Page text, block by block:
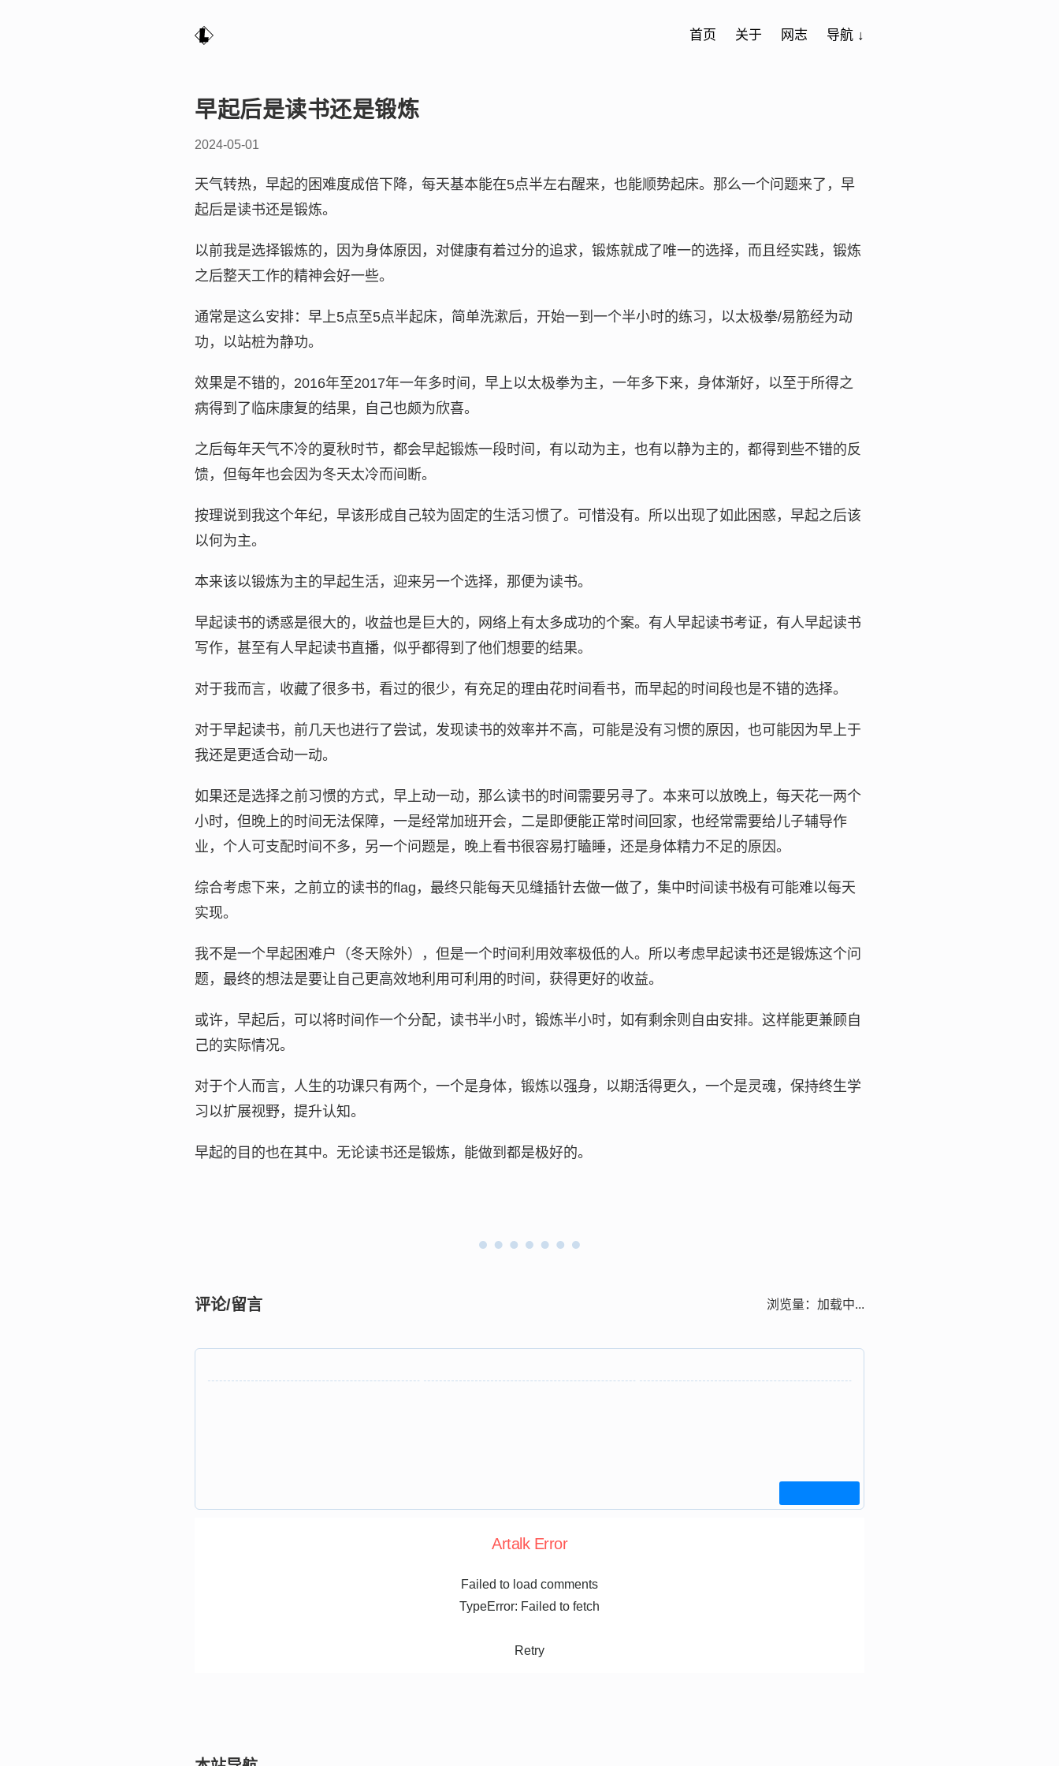
首页 关于 网志 导航 ↓
早起后是读书还是锻炼
2024-05-01
天气转热，早起的困难度成倍下降，每天基本能在5点半左右醒来，也能顺势起床。那么一个问题来了，早
起后是读书还是锻炼。
以前我是选择锻炼的，因为身体原因，对健康有着过分的追求，锻炼就成了唯一的选择，而且经实践，锻炼
之后整天工作的精神会好一些。
通常是这么安排：早上5点至5点半起床，简单洗漱后，开始一到一个半小时的练习，以太极拳/易筋经为动
功，以站桩为静功。
效果是不错的，2016年至2017年一年多时间，早上以太极拳为主，一年多下来，身体渐好，以至于所得之
病得到了临床康复的结果，自己也颇为欣喜。
之后每年天气不冷的夏秋时节，都会早起锻炼一段时间，有以动为主，也有以静为主的，都得到些不错的反
馈，但每年也会因为冬天太冷而间断。
按理说到我这个年纪，早该形成自己较为固定的生活习惯了。可惜没有。所以出现了如此困惑，早起之后该
以何为主。
本来该以锻炼为主的早起生活，迎来另一个选择，那便为读书。
早起读书的诱惑是很大的，收益也是巨大的，网络上有太多成功的个案。有人早起读书考证，有人早起读书
写作，甚至有人早起读书直播，似乎都得到了他们想要的结果。
对于我而言，收藏了很多书，看过的很少，有充足的理由花时间看书，而早起的时间段也是不错的选择。
对于早起读书，前几天也进行了尝试，发现读书的效率并不高，可能是没有习惯的原因，也可能因为早上于
我还是更适合动一动。
如果还是选择之前习惯的方式，早上动一动，那么读书的时间需要另寻了。本来可以放晚上，每天花一两个
小时，但晚上的时间无法保障，一是经常加班开会，二是即便能正常时间回家，也经常需要给儿子辅导作
业，个人可支配时间不多，另一个问题是，晚上看书很容易打瞌睡，还是身体精力不足的原因。
综合考虑下来，之前立的读书的flag，最终只能每天见缝插针去做一做了，集中时间读书极有可能难以每天
实现。
我不是一个早起困难户（冬天除外），但是一个时间利用效率极低的人。所以考虑早起读书还是锻炼这个问
题，最终的想法是要让自己更高效地利用可利用的时间，获得更好的收益。
或许，早起后，可以将时间作一个分配，读书半小时，锻炼半小时，如有剩余则自由安排。这样能更兼顾自
己的实际情况。
对于个人而言，人生的功课只有两个，一个是身体，锻炼以强身，以期活得更久，一个是灵魂，保持终生学
习以扩展视野，提升认知。
早起的目的也在其中。无论读书还是锻炼，能做到都是极好的。
评论/留言 浏览量： 加载中...
Artalk Error
Failed to load comments
TypeError: Failed to fetch
Retry